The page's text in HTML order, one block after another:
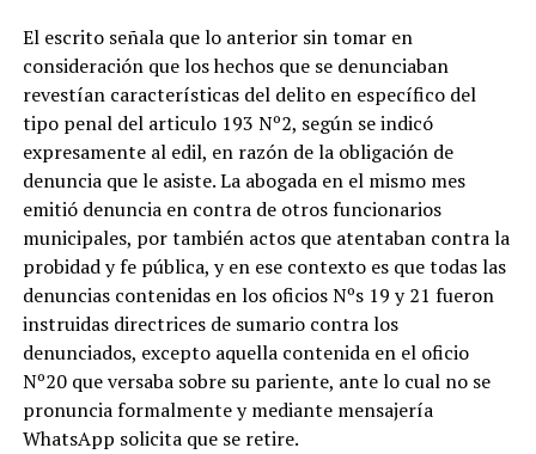
El escrito señala que lo anterior sin tomar en
consideración que los hechos que se denunciaban
revestían características del delito en específico del
tipo penal del articulo 193 Nº2, según se indicó
expresamente al edil, en razón de la obligación de
denuncia que le asiste. La abogada en el mismo mes
emitió denuncia en contra de otros funcionarios
municipales, por también actos que atentaban contra la
probidad y fe pública, y en ese contexto es que todas las
denuncias contenidas en los oficios Nºs 19 y 21 fueron
instruidas directrices de sumario contra los
denunciados, excepto aquella contenida en el oficio
Nº20 que versaba sobre su pariente, ante lo cual no se
pronuncia formalmente y mediante mensajería
WhatsApp solicita que se retire.